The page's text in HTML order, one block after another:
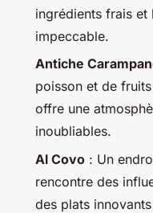
ingrédients frais
impeccable.
Antiche
poisson et de
offre une
inoubliables.
Al Covo : Un
rencontre des
des plats